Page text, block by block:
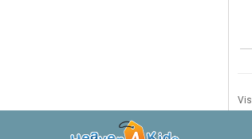
Vis